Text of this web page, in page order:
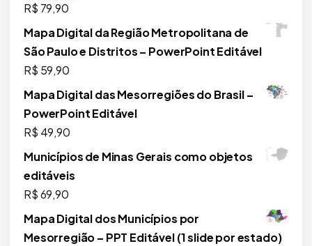
Avaliação
R$ 79,90
Mapa Digital da Região Metropolitana de
São Paulo e Distritos – PowerPoint Editável
R$ 59,90
Mapa Digital das Mesorregiões do Brasil –
PowerPoint Editável
R$ 49,90
Municípios de Minas Gerais como objetos
editáveis
R$69,90
Mapa Digital dos Municípios por
Mesorregião – PPT Editável (1 slide por estado)